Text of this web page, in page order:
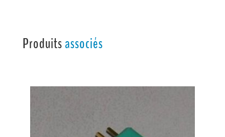
Produitsassociés